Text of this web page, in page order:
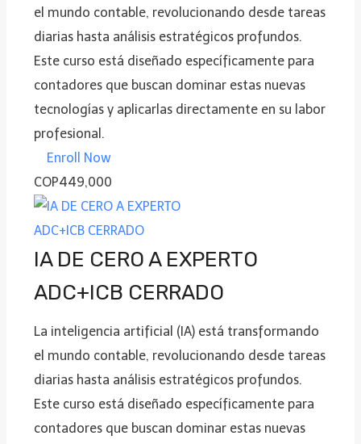
el mundo contable, revolucionando desde tareas
diarias hasta análisis estratégicos profundos.
Este curso está diseñado específicamente para
contadores que buscan dominar estas nuevas
tecnologías y aplicarlas directamente en su labor
profesional.
Enroll Now
COP449,000
IA DE CERO A EXPERTO
ADC+ICB CERRADO
La inteligencia artificial (IA) está transformando
el mundo contable, revolucionando desde tareas
diarias hasta análisis estratégicos profundos.
Este curso está diseñado específicamente para
contadores que buscan dominar estas nuevas